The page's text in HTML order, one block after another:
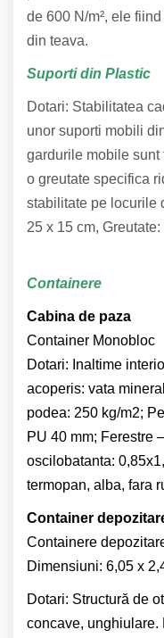
de 600 N/m², ele
din teava.
Suporti din Plastic
Dotari: Stabilitatea
unor suporti mobili
gardurile mobile sunt
o greutate specifica
stabilitate pe locurile
25 x 15 cm, Greutate:
Containere
Cabina de paza
Container Monobloc
Dotari: Inaltime
acoperis: vata
podea: 250 kg/m2;
PU 40 mm; Ferestre
oscilobatanta:
termopan, alba, fara
Container
Containere
Dimensiuni: 6,05 x
Dotari: Structură de
concave, unghiulare.